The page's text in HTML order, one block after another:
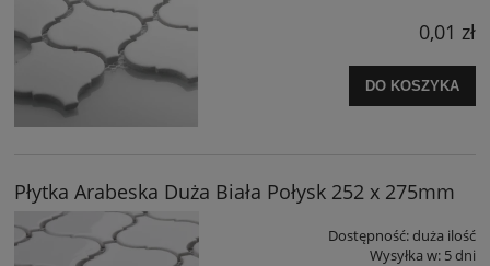
0,01 zł
DO KOSZYKA
Płytka Arabeska Duża Biała Połysk 252 x 275mm
Dostępność:duża ilość
Wysyłka w: 5 dni